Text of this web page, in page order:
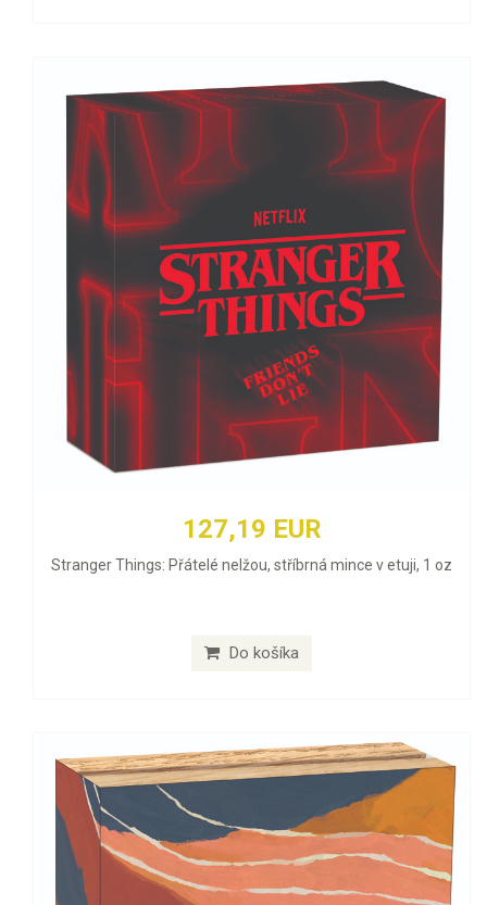
127,19 EUR
Stranger Things: Přátelé nelžou, stříbrná mince v etuji, 1 oz
Do košíka